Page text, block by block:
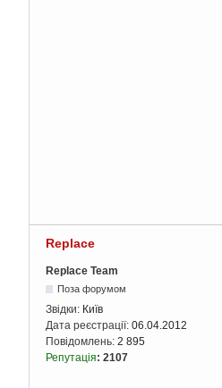
Replace
Replace Team
Поза форумом
Звідки: Київ
Дата реєстрації: 06.04.2012
Повідомлень: 2 895
Репутація: 2107